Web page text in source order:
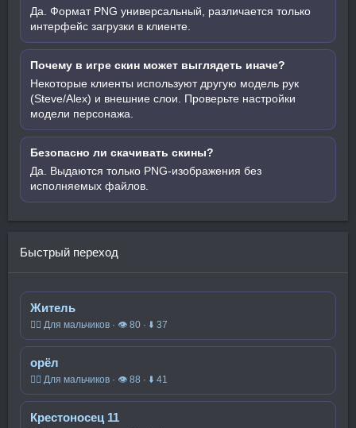
Да. Формат PNG универсальный, различается только
интерфейс загрузки в клиенте.
Почему в игре скин может выглядеть иначе?
Некоторые клиенты используют другую модель рук
(Steve/Alex) и внешние слои. Проверьте настройки
модели персонажа.
Безопасно ли скачивать скины?
Да. Выдаются только PNG-изображения без
исполняемых файлов.
Быстрый переход
Житель
🧍‍♂️ Для мальчиков · 👁 80 · ⬇ 37
орёл
🧍‍♂️ Для мальчиков · 👁 88 · ⬇ 41
Крестоносец 11